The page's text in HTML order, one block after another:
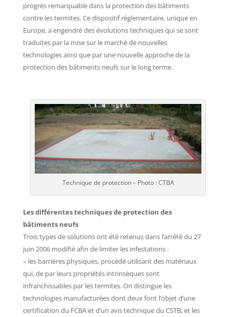
progrès remarquable dans la protection des bâtiments
contre les termites. Ce dispositif réglementaire, unique en
Europe, a engendré des évolutions techniques qui se sont
traduites par la mise sur le marché de nouvelles
technologies ainsi que par une nouvelle approche de la
protection des bâtiments neufs sur le long terme.
Technique de protection – Photo : CTBA
Les différentes techniques de protection des
bâtiments neufs
Trois types de solutions ont été retenus dans l’arrêté du 27
juin 2006 modifié afin de limiter les infestations :
– les barrières physiques, procédé utilisant des matériaux
qui, de par leurs propriétés intrinsèques sont
infranchissables par les termites. On distingue les
technologies manufacturées dont deux font l’objet d’une
certification du FCBA et d’un avis technique du CSTB, et les